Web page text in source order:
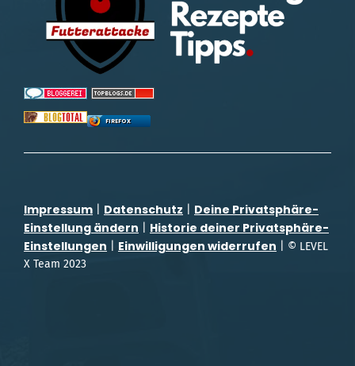
FIREFOX
Impressum Datenschutz
Deine Privatsphäre-
Einstellung ändern
Historie deiner Privatsphäre-
Einstellungen
Einwilligungen widerrufen | © LEVEL
X Team 2023